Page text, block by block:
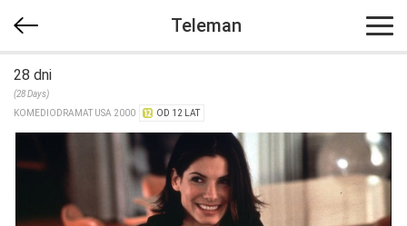
Teleman
28 dni
(28 Days)
KOMEDIODRAMAT USA 2000
OD 12 LAT